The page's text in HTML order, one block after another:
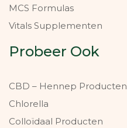
MCS Formulas
Vitals Supplementen
Probeer Ook
CBD – Hennep Producten
Chlorella
Colloïdaal Producten